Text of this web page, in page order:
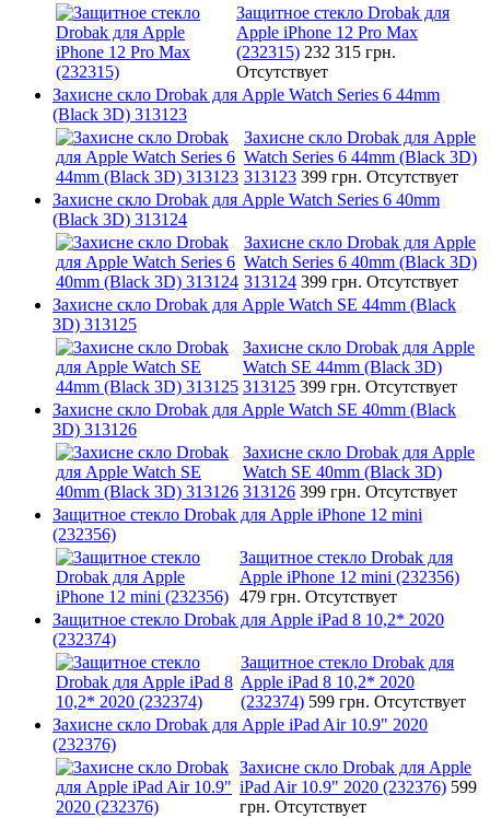
Защитное стекло Drobak для
Apple iPhone 12 Pro Max
(232315) 232 315 грн.
Отсутствует
Захисне скло Drobak для Apple Watch Series 6 44mm
(Black 3D) 313123
Захисне скло Drobak для Apple
Watch Series 6 44mm (Black 3D)
313123 399 грн. Отсутствует
Захисне скло Drobak для Apple Watch Series 6 40mm
(Black 3D) 313124
Захисне скло Drobak для Apple
Watch Series 6 40mm (Black 3D)
313124 399 грн. Отсутствует
Захисне скло Drobak для Apple Watch SE 44mm (Black
3D) 313125
Захисне скло Drobak для Apple
Watch SE 44mm (Black 3D)
313125 399 грн. Отсутствует
Захисне скло Drobak для Apple Watch SE 40mm (Black
3D) 313126
Захисне скло Drobak для Apple
Watch SE 40mm (Black 3D)
313126 399 грн. Отсутствует
Защитное стекло Drobak для Apple iPhone 12 mini
(232356)
Защитное стекло Drobak для
Apple iPhone 12 mini (232356)
479 грн. Отсутствует
Защитное стекло Drobak для Apple iPad 8 10,2* 2020
(232374)
Защитное стекло Drobak для
Apple iPad 8 10,2* 2020
(232374) 599 грн. Отсутствует
Захисне скло Drobak для Apple iPad Air 10.9" 2020
(232376)
Захисне скло Drobak для Apple
iPad Air 10.9" 2020 (232376) 599
грн. Отсутствует